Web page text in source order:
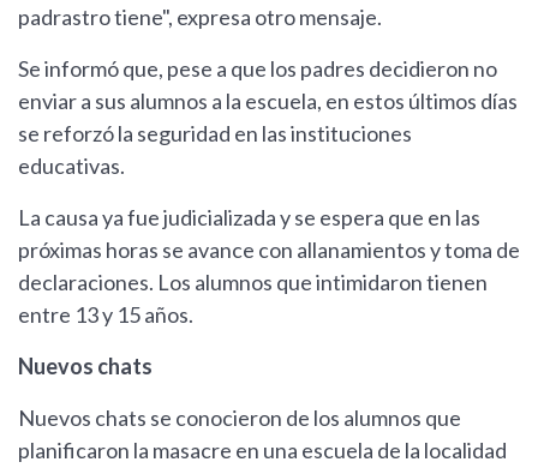
padrastro tiene", expresa otro mensaje.
Se informó que, pese a que los padres decidieron no
enviar a sus alumnos a la escuela, en estos últimos días
se reforzó la seguridad en las instituciones
educativas.
La causa ya fue judicializada y se espera que en las
próximas horas se avance con allanamientos y toma de
declaraciones. Los alumnos que intimidaron tienen
entre 13 y 15 años.
Nuevos chats
Nuevos chats se conocieron de los alumnos que
planificaron la masacre en una escuela de la localidad